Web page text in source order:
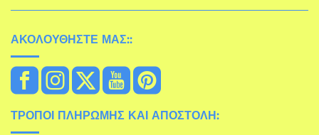
ΑΚΟΛΟΥΘΉΣΤΕ ΜΑΣ::
ΤΡΌΠΟΙ ΠΛΗΡΩΜΉΣ ΚΑΙ ΑΠΟΣΤΟΛΉ: